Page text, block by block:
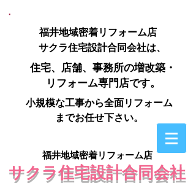
福井地域密着リフォーム店
サクラ住宅設計合同会社は、
住宅、店舗、事務所の増改築・
リフォーム専門店です。
小規模な工事から全面リフォーム
までお任せ下さい。
福井​地域密着リフォーム店
サクラ住宅設計合同会社